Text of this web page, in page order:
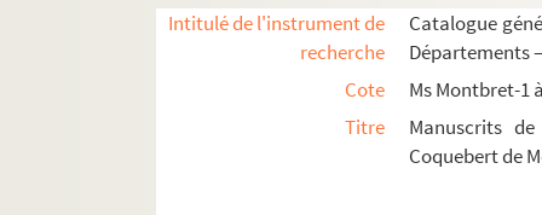
Intitulé de l'instrument de
recherche
Catalogue
Départements
Cote
Ms Montbret-1
Titre
Manuscrits
Coquebert de
Ms Montbret-567. Description succinte du
Ms Montbret-568. Istoria Skithskia. Histoire
Ms Montbret-569. Histoire de Saint-Mâlo,
Ms Montbret-570. Morceaux choisis, en prose
Ms Montbret-571. Recueil de poésies en